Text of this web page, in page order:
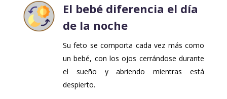
El bebé diferencia el día
de la noche
Su feto se comporta cada vez más como
un bebé, con los ojos cerrándose durante
el sueño y abriendo mientras está
despierto.